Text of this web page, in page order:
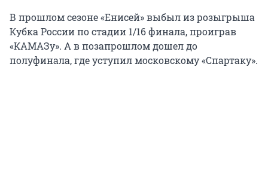
В прошлом сезоне «Енисей» выбыл из розыгрыша
Кубка России по стадии 1/16 финала, проиграв
«КАМАЗу». А в позапрошлом дошел до
полуфинала, где уступил московскому «Спартаку».